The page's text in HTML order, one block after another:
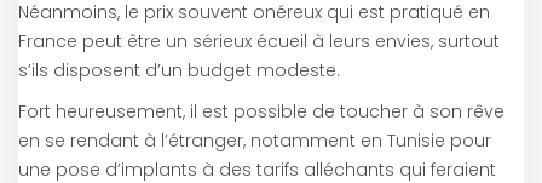
Néanmoins, le prix souvent onéreux qui est pratiqué en
France peut être un sérieux écueil à leurs envies, surtout
s’ils disposent d’un budget modeste.
Fort heureusement, il est possible de toucher à son rêve
en se rendant à l’étranger, notamment en Tunisie pour
une pose d’implants à des tarifs alléchants qui feraient